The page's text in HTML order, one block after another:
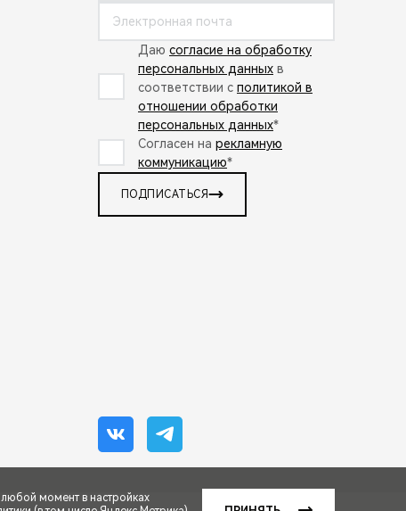
Даю согласие на обработку
персональных данных в
соответствии с политикой в
отношении обработки
персональных данных*
Согласен на рекламную
коммуникацию*
ПОДПИСАТЬСЯ
момент в настройках